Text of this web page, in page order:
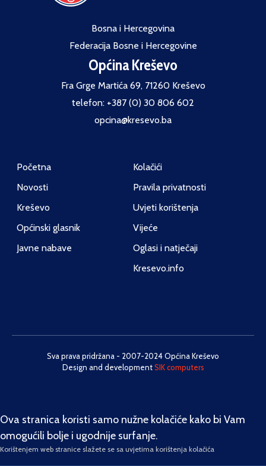
Bosna i Hercegovina
Federacija Bosne i Hercegovine
Općina Kreševo
Fra Grge Martića 69, 71260 Kreševo
telefon: +387 (0) 30 806 602
opcina@kresevo.ba
Početna
Novosti
Kreševo
Općinski glasnik
Javne nabave
Kolačići
Pravila privatnosti
Uvjeti korištenja
Vijeće
Oglasi i natječaji
Kresevo.info
Sva prava pridržana - 2007-2024 Općina Kreševo
Design and developmentSIK computers
Ova stranica koristi samo nužne kolačiće kako bi Vam
omogućili bolje i ugodnije surfanje.
Korištenjem web stranice slažete se sa uvjetima korištenja kolačića